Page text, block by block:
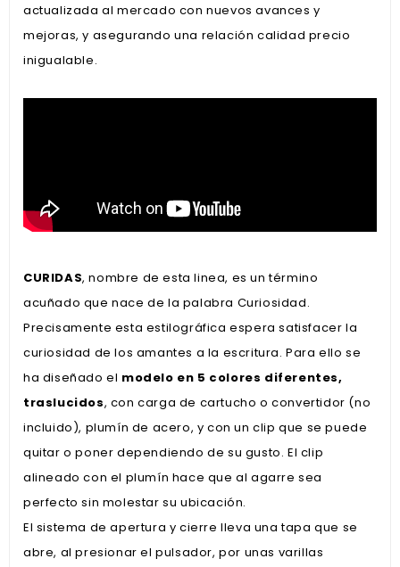
actualizada al mercado con nuevos avances y
mejoras, y asegurando una relación calidad precio
inigualable.
CURIDAS, nombre de esta linea, es un término
acuñado que nace de la palabra Curiosidad.
Precisamente esta estilográfica espera satisfacer la
curiosidad de los amantes a la escritura. Para ello se
ha diseñado el modelo en 5 colores diferentes,
traslucidos, con carga de cartucho o convertidor (no
incluido), plumín de acero, y con un clip que se puede
quitar o poner dependiendo de su gusto. El clip
alineado con el plumín hace que al agarre sea
perfecto sin molestar su ubicación.
El sistema de apertura y cierre lleva una tapa que se
abre, al presionar el pulsador, por unas varillas